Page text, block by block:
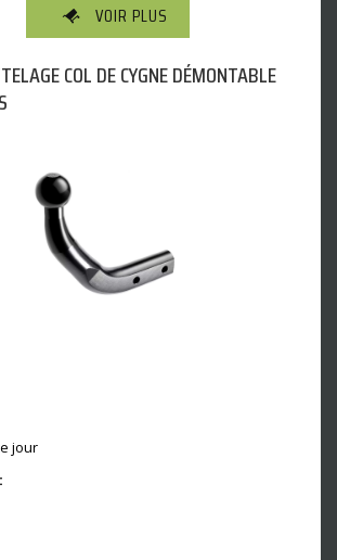
VOIR PLUS
COL DE CYGNE DÉMONTABLE
jour